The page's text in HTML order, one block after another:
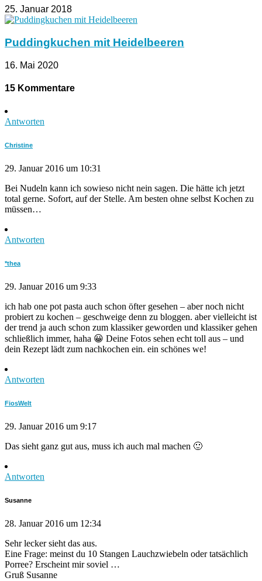
25. Januar 2018
Puddingkuchen mit Heidelbeeren
16. Mai 2020
15 Kommentare
Antworten
Christine
29. Januar 2016 um 10:31
Bei Nudeln kann ich sowieso nicht nein sagen. Die hätte ich jetzt
total gerne. Sofort, auf der Stelle. Am besten ohne selbst Kochen zu
müssen…
Antworten
*thea
29. Januar 2016 um 9:33
ich hab one pot pasta auch schon öfter gesehen – aber noch nicht
probiert zu kochen – geschweige denn zu bloggen. aber vielleicht ist
der trend ja auch schon zum klassiker geworden und klassiker gehen
schließlich immer, haha 😀 Deine Fotos sehen echt toll aus – und
dein Rezept lädt zum nachkochen ein. ein schönes we!
Antworten
FiosWelt
29. Januar 2016 um 9:17
Das sieht ganz gut aus, muss ich auch mal machen 🙂
Antworten
Susanne
28. Januar 2016 um 12:34
Sehr lecker sieht das aus.
Eine Frage: meinst du 10 Stangen Lauchzwiebeln oder tatsächlich
Porree? Erscheint mir soviel …
Gruß Susanne